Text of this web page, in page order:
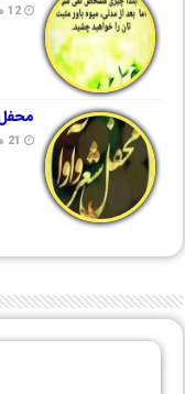
12 مهر 1400
21 مرداد 1400